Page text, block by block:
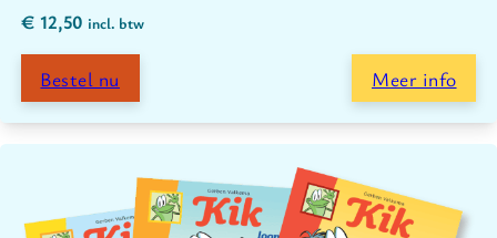
€ 12,50 incl. btw
Bestel nu Meer info